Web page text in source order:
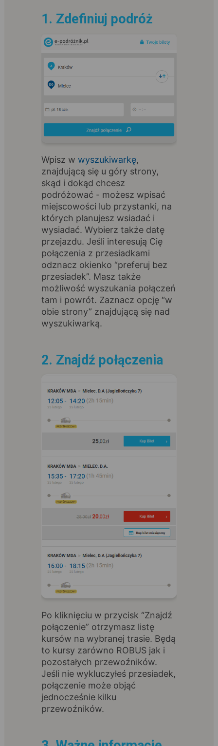
1. Zdefiniuj podróż
Wpisz w wyszukiwarkę,
znajdującą się u góry strony,
skąd i dokąd chcesz
podróżować - możesz wpisać
miejscowości lub przystanki, na
których planujesz wsiadać i
wysiadać. Wybierz także datę
przejazdu. Jeśli interesują Cię
połączenia z przesiadkami
odznacz okienko “preferuj bez
przesiadek”. Masz także
możliwość wyszukania połączeń
tam i powrót. Zaznacz opcję “w
obie strony” znajdującą się nad
wyszukiwarką.
2. Znajdź połączenia
Po kliknięciu w przycisk “Znajdź
połączenie” otrzymasz listę
kursów na wybranej trasie. Będą
to kursy zarówno ROBUS jak i
pozostałych przewoźników.
Jeśli nie wykluczyłeś przesiadek,
połączenie może objąć
jednocześnie kilku
przewoźników.